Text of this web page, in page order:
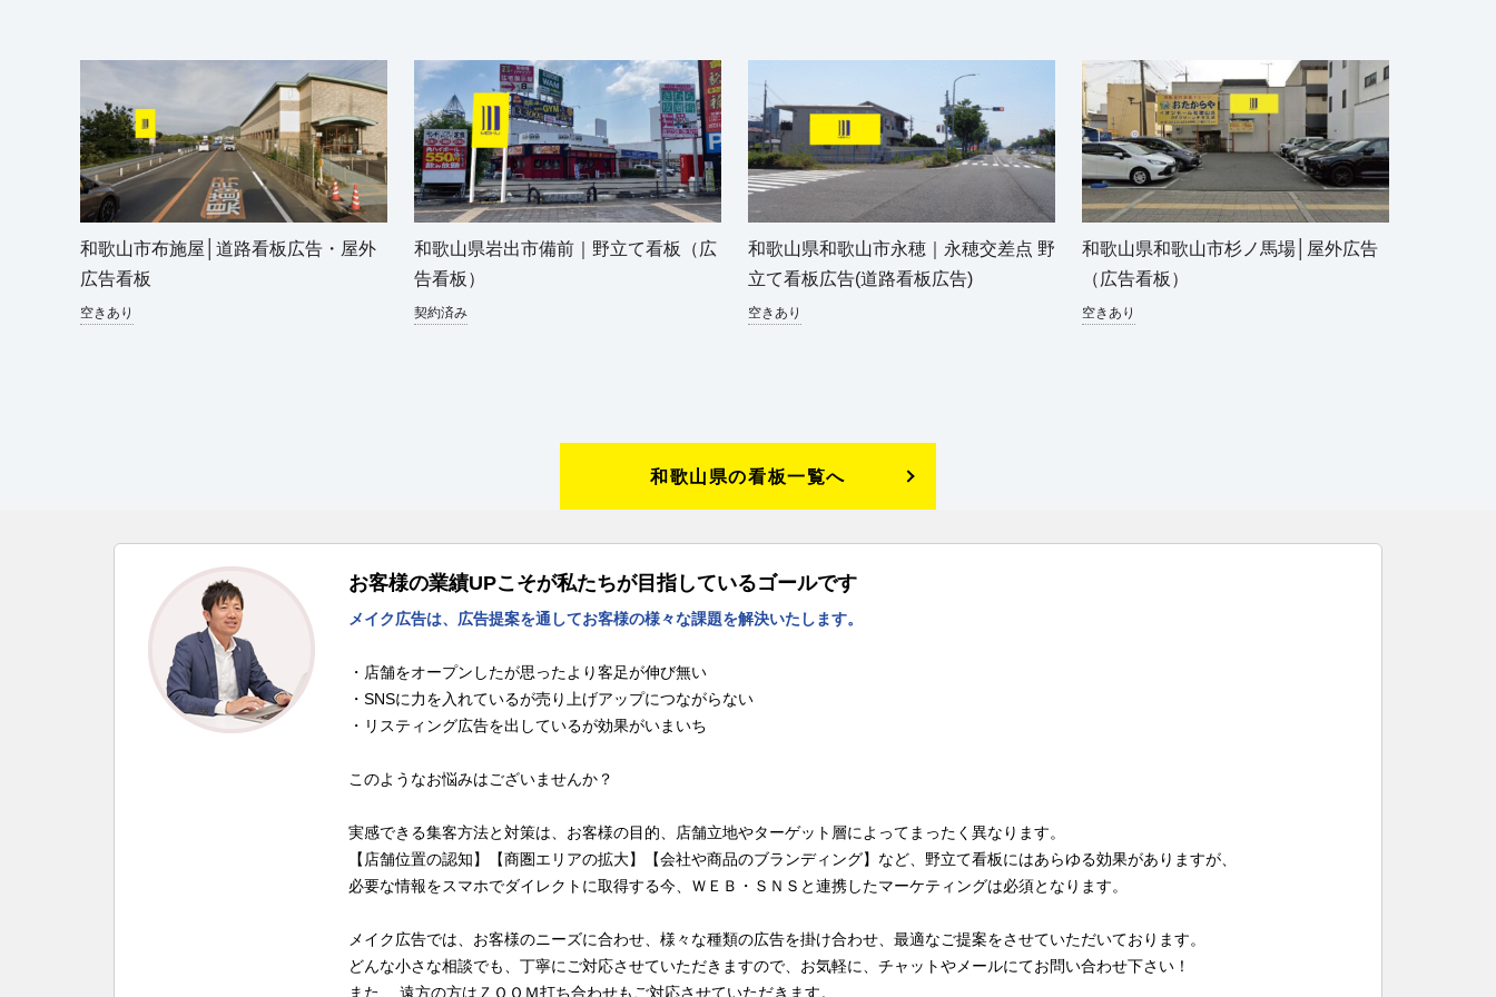
和歌山市布施屋│道路看板広告・屋外
広告看板
空きあり
和歌山県岩出市備前｜野立て看板（広
告看板）
契約済み
和歌山県和歌山市永穂｜永穂交差点 野
立て看板広告(道路看板広告)
空きあり
和歌山県和歌山市杉ノ馬場│屋外広告
（広告看板）
空きあり
和歌山県の看板一覧へ
お客様の業績UPこそが私たちが目指しているゴールです
メイク広告は、広告提案を通してお客様の様々な課題を解決いたします。
・店舗をオープンしたが思ったより客足が伸び無い
・SNSに力を入れているが売り上げアップにつながらない
・リスティング広告を出しているが効果がいまいち
このようなお悩みはございませんか？
実感できる集客方法と対策は、お客様の目的、店舗立地やターゲット層によってまったく異なります。
【店舗位置の認知】【商圏エリアの拡大】【会社や商品のブランディング】など、野立て看板にはあらゆる効果がありますが、
必要な情報をスマホでダイレクトに取得する今、ＷＥＢ・ＳＮＳと連携したマーケティングは必須となります。
メイク広告では、お客様のニーズに合わせ、様々な種類の広告を掛け合わせ、最適なご提案をさせていただいております。
どんな小さな相談でも、丁寧にご対応させていただきますので、お気軽に、チャットやメールにてお問い合わせ下さい！
また、 遠方の方はＺＯＯＭ打ち合わせもご対応させていただきます。